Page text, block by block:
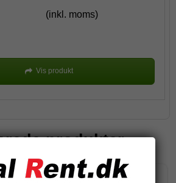
(inkl. moms)
Vis produkt
produkter